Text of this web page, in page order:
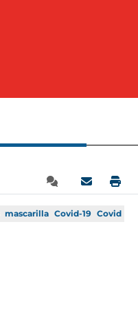
mascarilla Covid-19 Covid